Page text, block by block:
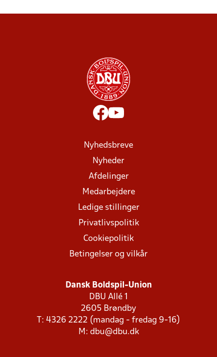
Nyhedsbreve
Nyheder
Afdelinger
Medarbejdere
Ledige stillinger
Privatlivspolitik
Cookiepolitik
Betingelser og vilkår
Dansk Boldspil-Union
DBU Allé 1
2605 Brøndby
T: 4326 2222 (mandag - fredag 9-16)
M: dbu@dbu.dk